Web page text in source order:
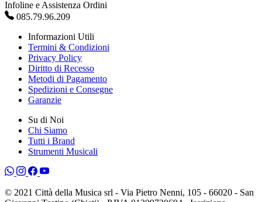
Infoline e Assistenza Ordini
085.79.96.209
Informazioni Utili
Termini & Condizioni
Privacy Policy
Diritto di Recesso
Metodi di Pagamento
Spedizioni e Consegne
Garanzie
Su di Noi
Chi Siamo
Tutti i Brand
Strumenti Musicali
© 2021 Città della Musica srl - Via Pietro Nenni, 105 - 66020 - San